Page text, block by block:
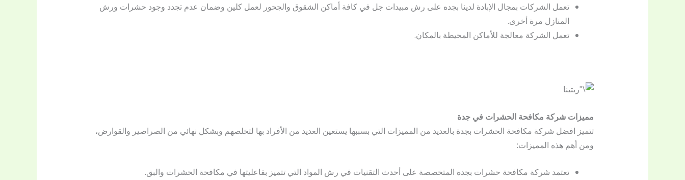
تعمل الشركات بمجال الإبادة لدينا بجده على رش مبيدات جل في كافة أماكن الشقوق والجحور لعمل كلين وضمان عدم تجدد وجود حشرات ورش
المنازل مرة أخرى.
تعمل الشركة معالجة للأماكن المحيطة بالمكان.
مميزات شركة مكافحة الحشرات في جدة
تتميز افضل شركة مكافحة الحشرات بجدة بالعديد من المميزات التي بسببها يستعين العديد من الأفراد بها لتخلصهم وبشكل نهائي من الصراصير والقوارض،
ومن أهم هذه المميزات:
تعتمد شركة مكافحة حشرات بجدة المتخصصة على أحدث التقنيات في رش المواد التي تتميز بفاعليتها في مكافحة الحشرات والبق.